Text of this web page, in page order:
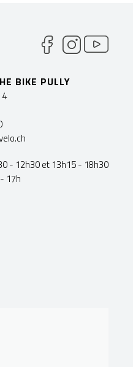
BIKE PULLY
- 12h30 et 13h15 - 18h30
17h